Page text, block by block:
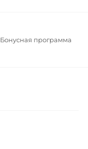
Бонусная программа